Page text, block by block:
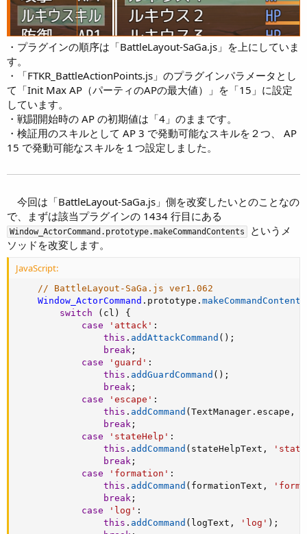
・プラグインの順序は「BattleLayout-SaGa.js」を上にしていま
す。
・「FTKR_BattleActionPoints.js」のプラグインパラメータとし
て「Init Max AP（パーティのAPの最大値）」を「15」に設定
しています。
・戦闘開始時の AP の初期値は「4」のままです。
・検証用のスキルとして AP 3 で発動可能なスキルを２つ、 AP
15 で発動可能なスキルを１つ設定しました。
今回は「BattleLayout-SaGa.js」側を改変したいとのことなの
で、まずは該当プラグインの 1434 行目にある
Window_ActorCommand.prototype.makeCommandContents
というメ
ソッドを改変します。
JavaScript:
// BattleLayout-SaGa.js ver1.062
Window_ActorCommand . prototype . makeCommandContents
switch
( cl )
{
case
'attack' :
this . addAttackCommand ( ) ;
break ;
case
'guard' :
this . addGuardCommand ( ) ;
break ;
case
'escape' :
this . addCommand ( TextManager . escape ,
break ;
case
'stateHelp' :
this . addCommand ( stateHelpText ,
break ;
case
'formation' :
this . addCommand ( formationText ,
break ;
case
'log' :
this . addCommand ( logText , 'log' ) ;